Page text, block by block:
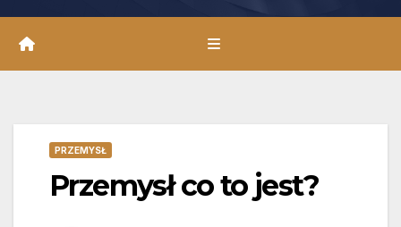
PRZEMYSŁ
Przemysł co to jest?